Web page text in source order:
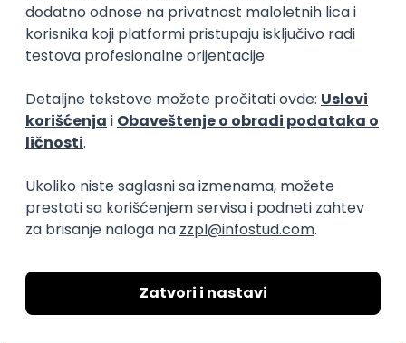
Slična dešavanja
ATLANTIS ▪︎ Manja Ristić i Aleksandar
Lazar